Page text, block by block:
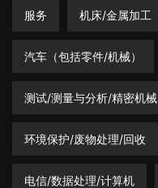
服务 机床/金属加工
汽车（包括零件/机械）
测试/测量与分析/精密机械
环境保护/废物处理/回收
电信/数据处理/计算机